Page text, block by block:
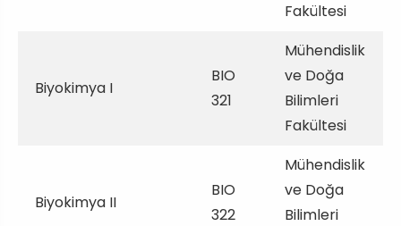
Fakültesi
Biyokimya I
BIO
321
Mühendislik
ve Doğa
Bilimleri
Fakültesi
Biyokimya II
BIO
322
Mühendislik
ve Doğa
Bilimleri